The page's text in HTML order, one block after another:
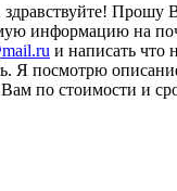
здравствуйте! Прошу
информацию на
и написать что
Я посмотрю
по стоимости и